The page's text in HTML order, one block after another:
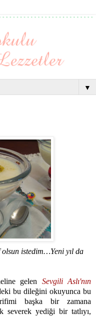
▼
olsun istedim…Yeni yıl da
gelen
Sevgili Aslı'nın
bu dileğini okuyunca bu
başka bir zamana
severek yediği bir tatlıyı,